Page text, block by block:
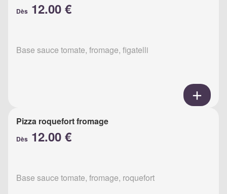
Dès 12.00 €
Base sauce tomate, fromage, figatelli
Pizza roquefort fromage
Dès 12.00 €
Base sauce tomate, fromage, roquefort